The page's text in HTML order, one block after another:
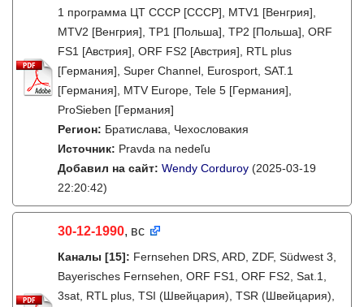
1 программа ЦТ СССР [СССР], MTV1 [Венгрия],
MTV2 [Венгрия], TP1 [Польша], TP2 [Польша], ORF
FS1 [Австрия], ORF FS2 [Австрия], RTL plus
[Германия], Super Channel, Eurosport, SAT.1
[Германия], MTV Europe, Tele 5 [Германия],
ProSieben [Германия]
Регион: Братислава, Чехословакия
Источник: Pravda na nedeľu
Добавил на сайт: Wendy Corduroy (2025-03-19
22:20:42)
30-12-1990, вс
Каналы [15]: Fernsehen DRS, ARD, ZDF, Südwest 3,
Bayerisches Fernsehen, ORF FS1, ORF FS2, Sat.1,
3sat, RTL plus, TSI (Швейцария), TSR (Швейцария),